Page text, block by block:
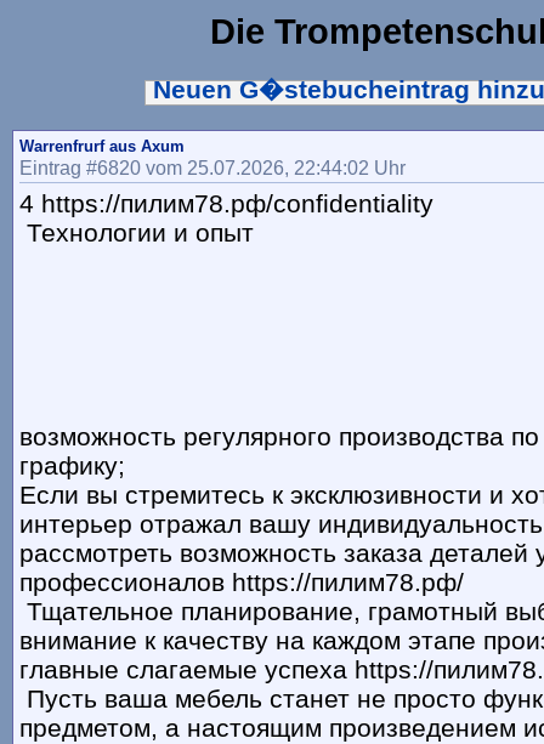
Die
Neuen G�stebucheintrag
Warrenfrurf aus Axum
Eintrag #6820 vom 25.07.2026, 22:44:02 Uhr
4 https://пилим78.рф/confidentiality
Технологии и опыт
возможность регулярного производства
графику;
Если вы стремитесь к эксклюзивности и
интерьер отражал вашу
рассмотреть возможность заказа деталей
профессионалов https://пилим78.рф/
Тщательное планирование, грамотный
внимание к качеству на каждом этапе
главные слагаемые успеха https://
Пусть ваша мебель станет не просто
предметом, а настоящим произведением